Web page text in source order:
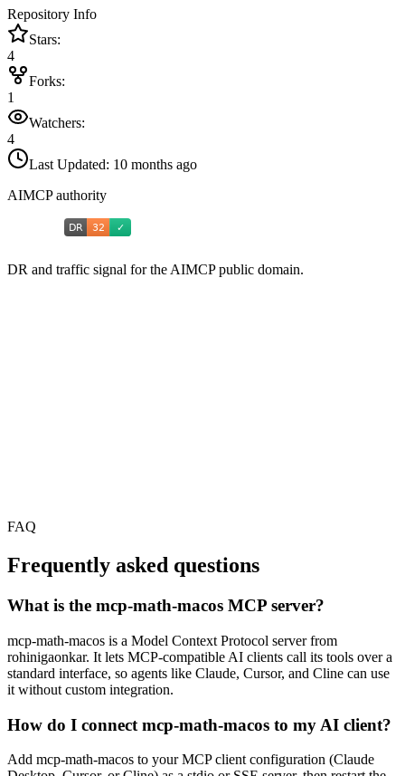
Repository Info
Stars:
4
Forks:
1
Watchers:
4
Last Updated: 10 months ago
AIMCP authority
DR and traffic signal for the AIMCP public domain.
FAQ
Frequently asked questions
What is the mcp-math-macos MCP server?
mcp-math-macos is a Model Context Protocol server from
rohinigaonkar. It lets MCP-compatible AI clients call its tools over a
standard interface, so agents like Claude, Cursor, and Cline can use
it without custom integration.
How do I connect mcp-math-macos to my AI client?
Add mcp-math-macos to your MCP client configuration (Claude